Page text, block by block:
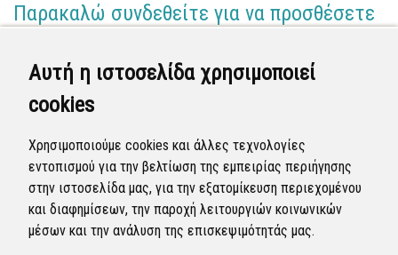
Αυτή η ιστοσελίδα χρησιμοποιεί
cookies
Χρησιμοποιούμε cookies και άλλες τεχνολογίες
εντοπισμού για την βελτίωση της εμπειρίας περιήγησης
στην ιστοσελίδα μας, για την εξατομίκευση περιεχομένου
και διαφημίσεων, την παροχή λειτουργιών κοινωνικών
μέσων και την ανάλυση της επισκεψιμότητάς μας.
Παρακαλώ συνδεθείτε για να προσθέσετε
(Επόπτης)
20 Σεπ 2020 - 15:13
Ολοκληρώθηκε η διεκπεραίωση της αναφοράς από
τον Δήμο.